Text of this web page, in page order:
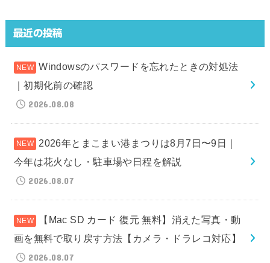
最近の投稿
Windowsのパスワードを忘れたときの対処法
｜初期化前の確認
2026.08.08
2026年とまこまい港まつりは8月7日〜9日｜
今年は花火なし・駐車場や日程を解説
2026.08.07
【Mac SD カード 復元 無料】消えた写真・動
画を無料で取り戻す方法【カメラ・ドラレコ対応】
2026.08.07